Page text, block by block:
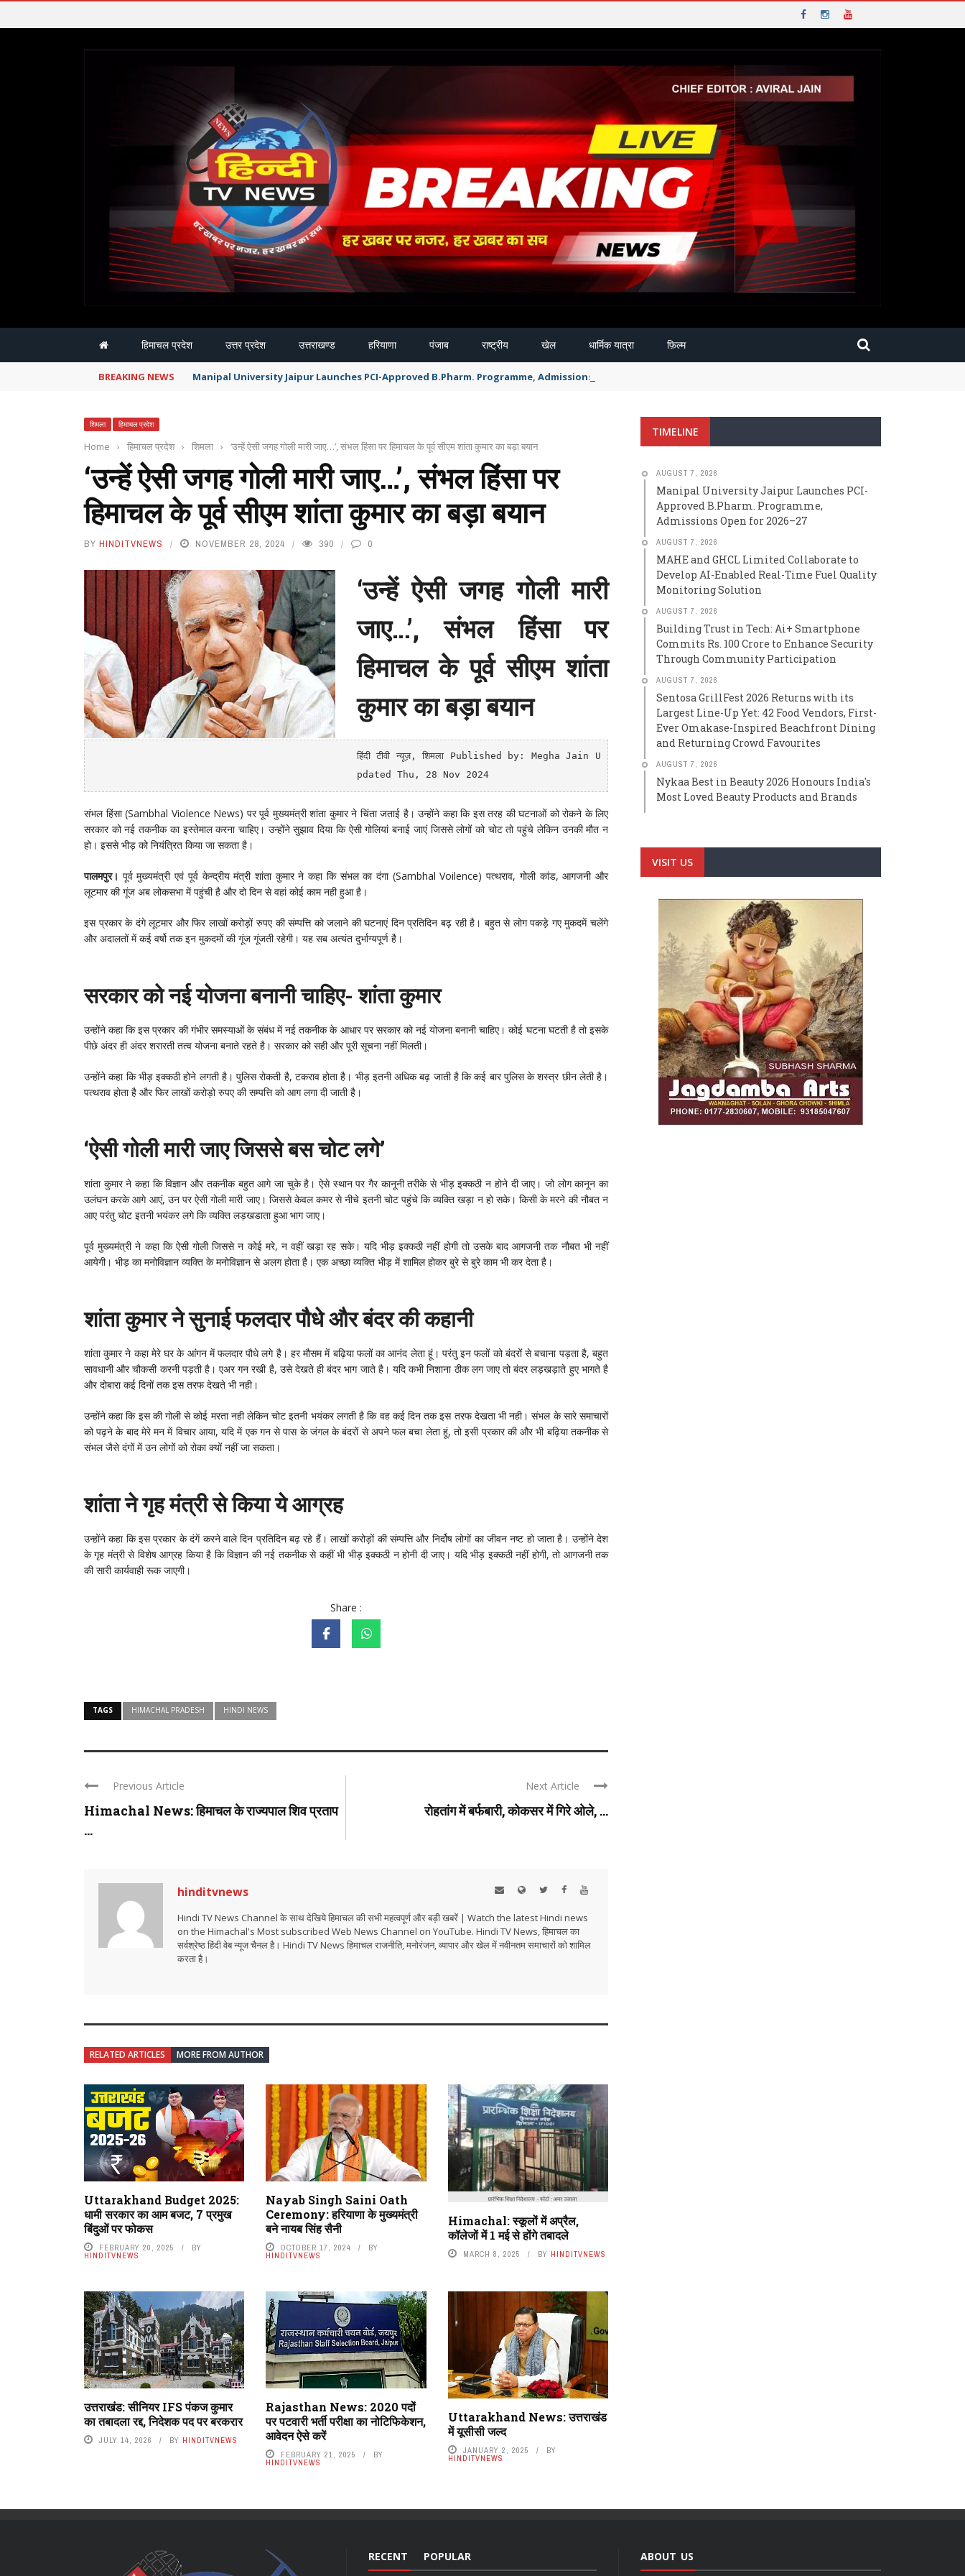
हिमाचल प्रदेश उत्तर प्रदेश उत्तराखण्ड हरियाणा पंजाब राष्ट्रीय खेल धार्मिक यात्रा फ़िल्म
BREAKING NEWS Manipal University Jaipur Launches PCI-Approved B.Pharm. Programme, Admissions Open for 2026–27
शिमला हिमाचल प्रदेश
Home › हिमाचल प्रदेश › शिमला › ‘उन्हें ऐसी जगह गोली मारी जाए…’, संभल हिंसा पर हिमाचल के पूर्व सीएम शांता कुमार का बड़ा बयान
‘उन्हें ऐसी जगह गोली मारी जाए…’, संभल हिंसा पर
हिमाचल के पूर्व सीएम शांता कुमार का बड़ा बयान
BY HINDITVNEWS NOVEMBER 28, 2024 390 0
‘उन्हें ऐसी जगह गोली मारी
जाए…’, संभल हिंसा पर
हिमाचल के पूर्व सीएम शांता
कुमार का बड़ा बयान
हिंदी टीवी न्यूज़, शिमला
Published by: Megha Jain U
pdated Thu, 28 Nov 2024
संभल हिंसा (Sambhal Violence News) पर पूर्व मुख्यमंत्री शांता कुमार ने चिंता जताई है। उन्होंने कहा कि इस तरह की घटनाओं को रोकने के लिए
सरकार को नई तकनीक का इस्तेमाल करना चाहिए। उन्होंने सुझाव दिया कि ऐसी गोलियां बनाई जाएं जिससे लोगों को चोट तो पहुंचे लेकिन उनकी मौत न
हो। इससे भीड़ को नियंत्रित किया जा सकता है।
पालमपुर। पूर्व मुख्यमंत्री एवं पूर्व केन्द्रीय मंत्री शांता कुमार ने कहा कि संभल का दंगा (Sambhal Voilence) पत्थराव, गोली कांड, आगजनी और
लूटमार की गूंज अब लोकसभा में पहुंची है और दो दिन से वहां कोई काम नही हुआ है।
इस प्रकार के दंगे लूटमार और फिर लाखों करोड़ों रुपए की संम्पत्ति को जलाने की घटनाएं दिन प्रतिदिन बढ़ रही है। बहुत से लोग पकड़े गए मुकदमें चलेंगे
और अदालतों में कई वर्षो तक इन मुकदमों की गूंज गूंजती रहेगी। यह सब अत्यंत दुर्भाग्यपूर्ण है।
सरकार को नई योजना बनानी चाहिए- शांता कुमार
उन्होंने कहा कि इस प्रकार की गंभीर समस्याओं के संबंध में नई तकनीक के आधार पर सरकार को नई योजना बनानी चाहिए। कोई घटना घटती है तो इसके
पीछे अंदर ही अंदर शरारती तत्व योजना बनाते रहते है। सरकार को सही और पूरी सूचना नहीं मिलती।
उन्होंने कहा कि भीड़ इक्कठी होने लगती है। पुलिस रोकती है, टकराव होता है। भीड़ इतनी अधिक बढ़ जाती है कि कई बार पुलिस के शस्त्र छीन लेती है।
पत्थराव होता है और फिर लाखों करोड़ो रुपए की सम्पत्ति को आग लगा दी जाती है।
‘ऐसी गोली मारी जाए जिससे बस चोट लगे’
शांता कुमार ने कहा कि विज्ञान और तकनीक बहुत आगे जा चुके है। ऐसे स्थान पर गैर कानूनी तरीके से भीड़ इक्कठी न होने दी जाए। जो लोग कानून का
उलंघन करके आगे आएं, उन पर ऐसी गोली मारी जाए। जिससे केवल कमर से नीचे इतनी चोट पहुंचे कि व्यक्ति खड़ा न हो सके। किसी के मरने की नौबत न
आए परंतु चोट इतनी भयंकर लगे कि व्यक्ति लड़खडाता हुआ भाग जाए।
पूर्व मुख्यमंत्री ने कहा कि ऐसी गोली जिससे न कोई मरे, न वहीं खड़ा रह सके। यदि भीड़ इक्कठी नहीं होगी तो उसके बाद आगजनी तक नौबत भी नहीं
आयेगी। भीड़ का मनोविज्ञान व्यक्ति के मनोविज्ञान से अलग होता है। एक अच्छा व्यक्ति भीड़ में शामिल होकर बुरे से बुरे काम भी कर देता है।
शांता कुमार ने सुनाई फलदार पौधे और बंदर की कहानी
शांता कुमार ने कहा मेरे घर के आंगन में फलदार पौधे लगे है। हर मौसम में बढ़िया फलों का आनंद लेता हूं। परंतु इन फलों को बंदरों से बचाना पड़ता है, बहुत
सावधानी और चौकसी करनी पड़ती है। एअर गन रखी है, उसे देखते ही बंदर भाग जाते है। यदि कभी निशाना ठीक लग जाए तो बंदर लड़खड़ाते हुए भागते है
और दोबारा कई दिनों तक इस तरफ देखते भी नही।
उन्होंने कहा कि इस की गोली से कोई मरता नही लेकिन चोट इतनी भयंकर लगती है कि वह कई दिन तक इस तरफ देखता भी नही। संभल के सारे समाचारों
को पढ़ने के बाद मेरे मन में विचार आया, यदि में एक गन से पास के जंगल के बंदरों से अपने फल बचा लेता हूं, तो इसी प्रकार की और भी बढ़िया तकनीक से
संभल जैसे दंगों में उन लोगों को रोका क्यों नहीं जा सकता।
शांता ने गृह मंत्री से किया ये आग्रह
उन्होंने कहा कि इस प्रकार के दंगें करने वाले दिन प्रतिदिन बढ़ रहे हैं। लाखों करोड़ों की संम्पत्ति और निर्दोष लोगों का जीवन नष्ट हो जाता है। उन्होंने देश
के गृह मंत्री से विशेष आग्रह किया है कि विज्ञान की नई तकनीक से कहीं भी भीड़ इक्कठी न होनी दी जाए। यदि भीड़ इक्कठी नहीं होगी, तो आगजनी तक
की सारी कार्यवाही रूक जाएगी।
Share :
TAGS HIMACHAL PRADESH HINDI NEWS
Previous Article
Himachal News: हिमाचल के राज्यपाल शिव प्रताप
...
Next Article
रोहतांग में बर्फबारी, कोकसर में गिरे ओले, ...
hinditvnews
Hindi TV News Channel के साथ देखिये हिमाचल की सभी महत्वपूर्ण और बड़ी खबरें | Watch the latest Hindi news
on the Himachal's Most subscribed Web News Channel on YouTube. Hindi TV News, हिमाचल का
सर्वश्रेष्ठ हिंदी वेब न्यूज चैनल है। Hindi TV News हिमाचल राजनीति, मनोरंजन, व्यापार और खेल में नवीनतम समाचारों को शामिल
करता है।
RELATED ARTICLES MORE FROM AUTHOR
Uttarakhand Budget 2025:
धामी सरकार का आम बजट, 7 प्रमुख
बिंदुओं पर फोकस
FEBRUARY 20, 2025 BY
HINDITVNEWS
Nayab Singh Saini Oath
Ceremony: हरियाणा के मुख्यमंत्री
बने नायब सिंह सैनी
OCTOBER 17, 2024 BY
HINDITVNEWS
Himachal: स्कूलों में अप्रैल,
कॉलेजों में 1 मई से होंगे तबादले
MARCH 8, 2025 BY HINDITVNEWS
उत्तराखंड: सीनियर IFS पंकज कुमार
का तबादला रद्द, निदेशक पद पर बरकरार
JULY 14, 2026 BY HINDITVNEWS
Rajasthan News: 2020 पदों
पर पटवारी भर्ती परीक्षा का नोटिफिकेशन,
आवेदन ऐसे करें
FEBRUARY 21, 2025 BY
HINDITVNEWS
Uttarakhand News: उत्तराखंड
में यूसीसी जल्द
JANUARY 2, 2025 BY
HINDITVNEWS
TIMELINE
AUGUST 7, 2026
Manipal University Jaipur Launches PCI-
Approved B.Pharm. Programme,
Admissions Open for 2026–27
AUGUST 7, 2026
MAHE and GHCL Limited Collaborate to
Develop AI-Enabled Real-Time Fuel Quality
Monitoring Solution
AUGUST 7, 2026
Building Trust in Tech: Ai+ Smartphone
Commits Rs. 100 Crore to Enhance Security
Through Community Participation
AUGUST 7, 2026
Sentosa GrillFest 2026 Returns with its
Largest Line-Up Yet: 42 Food Vendors, First-
Ever Omakase-Inspired Beachfront Dining
and Returning Crowd Favourites
AUGUST 7, 2026
Nykaa Best in Beauty 2026 Honours India's
Most Loved Beauty Products and Brands
VISIT US
RECENT POPULAR ABOUT US